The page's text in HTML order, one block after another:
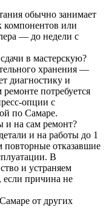
обычно занимает
компонентов или
— до недели с
в мастерскую?
хранения —
диагностику и
потребуется
опции с
по Самаре.
и на сам ремонт?
и на работы до 1
повторные отказавшие
В
и устраняем
если причина не
от других